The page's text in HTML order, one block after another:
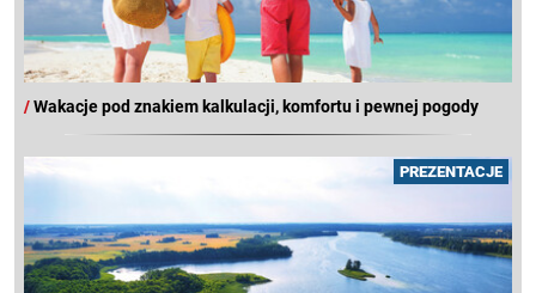
/Wakacje pod znakiem kalkulacji, komfortu i pewnej pogody
PREZENTACJE